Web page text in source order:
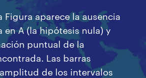
Figura aparece la ausencia
en A (la hipótesis nula) y
puntual de la
Las barras
de los intervalos